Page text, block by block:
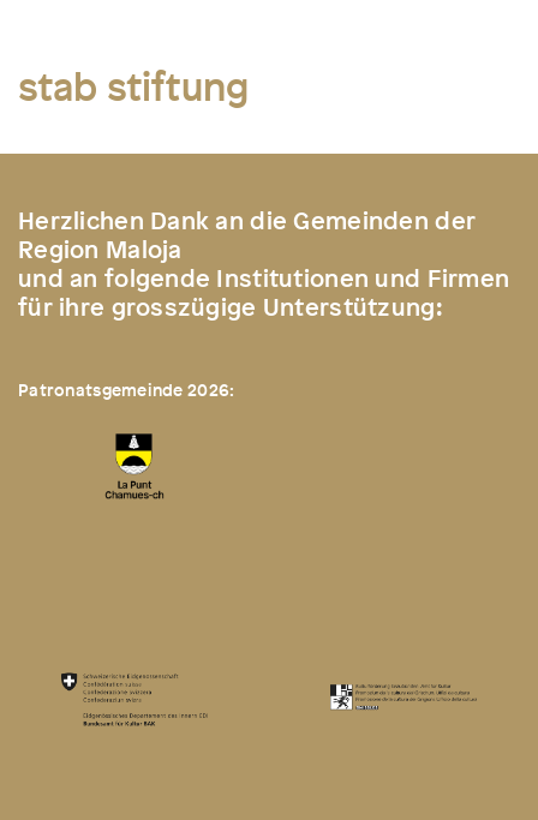
stab stiftung
Herzlichen Dank an die Gemeinden der
Region Maloja
und an folgende Institutionen und Firmen
für ihre grosszügige Unterstützung:
Patronatsgemeinde 2026: